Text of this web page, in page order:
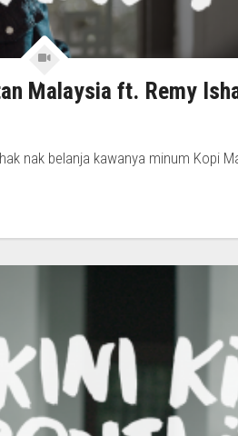
Malaysia ft. Remy
nak belanja kawanya minum Kopi